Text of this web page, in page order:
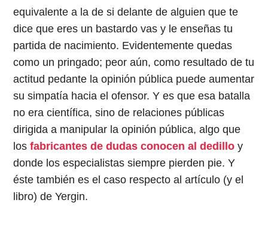
equivalente a la de si delante de alguien que te
dice que eres un bastardo vas y le enseñas tu
partida de nacimiento. Evidentemente quedas
como un pringado; peor aún, como resultado de tu
actitud pedante la opinión pública puede aumentar
su simpatía hacia el ofensor. Y es que esa batalla
no era científica, sino de relaciones públicas
dirigida a manipular la opinión pública, algo que
losfabricantes de dudas conocen al dedilloy
donde los especialistas siempre pierden pie. Y
éste también es el caso respecto al artículo (y el
libro) de Yergin.